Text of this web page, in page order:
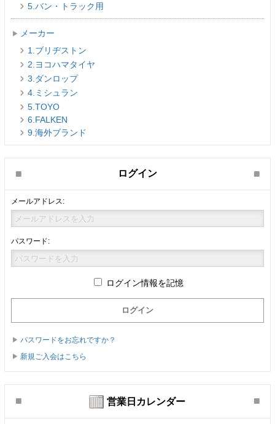
5.バン・トラック用
メーカー
1.ブリヂストン
2.ヨコハマタイヤ
3.ダンロップ
4.ミシュラン
5.TOYO
6.FALKEN
9.海外ブランド
ログイン
メールアドレス:
パスワード:
ログイン情報を記憶
パスワードをお忘れですか？
新規ご入会はこちら
営業日カレンダー